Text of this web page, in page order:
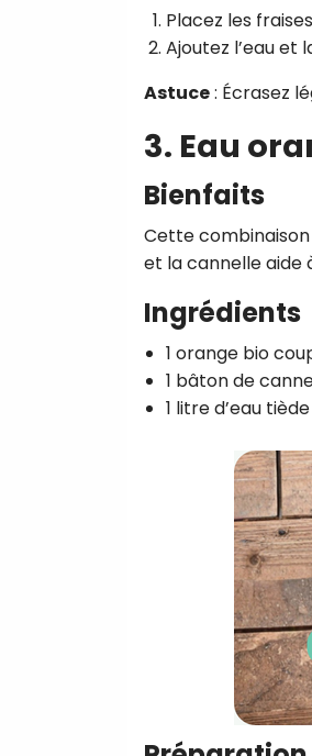
Placez les
Ajoutez l’eau et
Astuce: Écrasez
3. Eau
Bienfaits
Cette
et la cannelle aide
Ingrédients
1 orange bio
1 bâton de
1 litre d’eau